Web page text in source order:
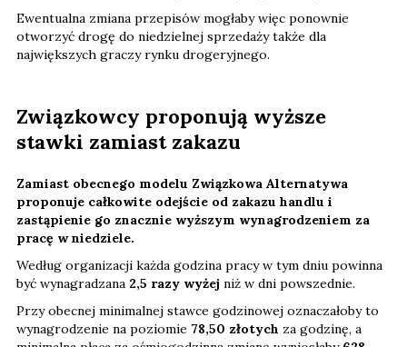
Ewentualna zmiana przepisów mogłaby więc ponownie
otworzyć drogę do niedzielnej sprzedaży także dla
największych graczy rynku drogeryjnego.
Związkowcy proponują wyższe
stawki zamiast zakazu
Zamiast obecnego modelu Związkowa Alternatywa
proponuje całkowite odejście od zakazu handlu i
zastąpienie go znacznie wyższym wynagrodzeniem za
pracę w niedziele.
Według organizacji każda godzina pracy w tym dniu powinna
być wynagradzana 2,5 razy wyżej niż w dni powszednie.
Przy obecnej minimalnej stawce godzinowej oznaczałoby to
wynagrodzenie na poziomie 78,50 złotych za godzinę, a